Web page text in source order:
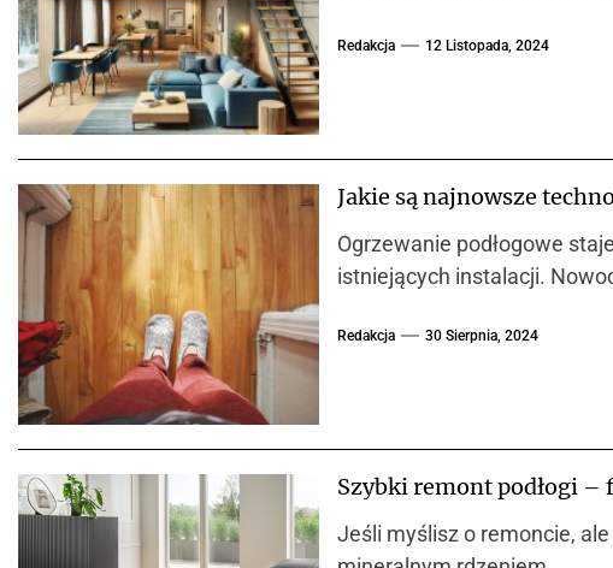
Redakcja 12 Listopada, 2024
Jakie są najnowsze
Ogrzewanie podłogowe
istniejących instalacji.
Redakcja 30 Sierpnia, 2024
Szybki remont podłogi –
Jeśli myślisz o remoncie,